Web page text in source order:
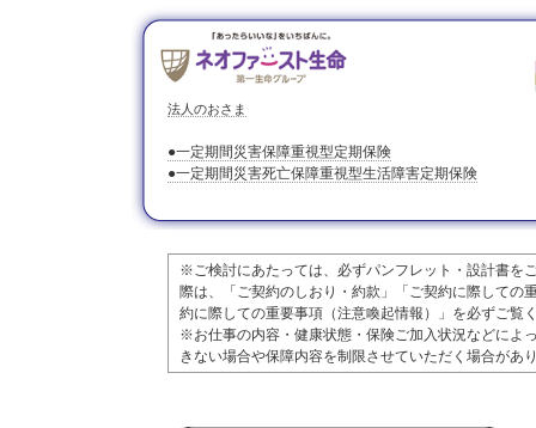
法人のおさま
●一定期間災害保障重視型定期保険
●一定期間災害死亡保障重視型生活障害定期保険
※ご検討にあたっては、必ずパンフレット・設計書を
際は、「ご契約のしおり・約款」「ご契約に際しての
約に際しての重要事項（注意喚起情報）」を必ずご覧
※お仕事の内容・健康状態・保険ご加入状況などによ
きない場合や保障内容を制限させていただく場合があ